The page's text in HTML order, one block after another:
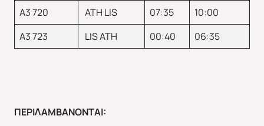
Α3 720 ATH LIS 07:35
10:00
Α3 723
LIS ATH 00:40 06:35
ΠΕΡΙΛΑΜΒΑΝΟΝΤΑΙ: